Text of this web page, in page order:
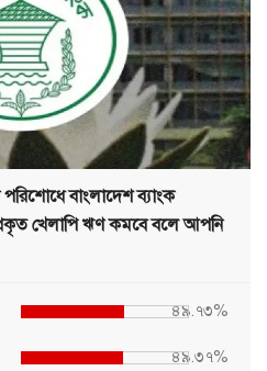
বাংলাদেশ ব্যাংক
খেলাপি ঋণ কমবে বলে আপনি
৪৯.৭৩%
৪৯.৩৭%